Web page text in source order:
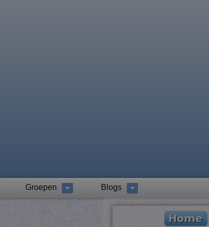
Groepen Blogs